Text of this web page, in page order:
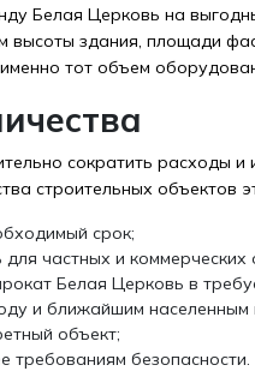
Белая Церковь на
высоты здания, площади
тот объем
сократить расходы
строительных объектов
срок;
частных и коммерческих
Белая Церковь в
и ближайшим населенным
объект;
требованиям безопасности.